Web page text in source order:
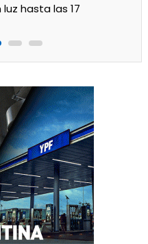
hasta las 17